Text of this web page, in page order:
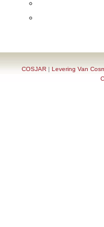
COSJAR | Levering Van